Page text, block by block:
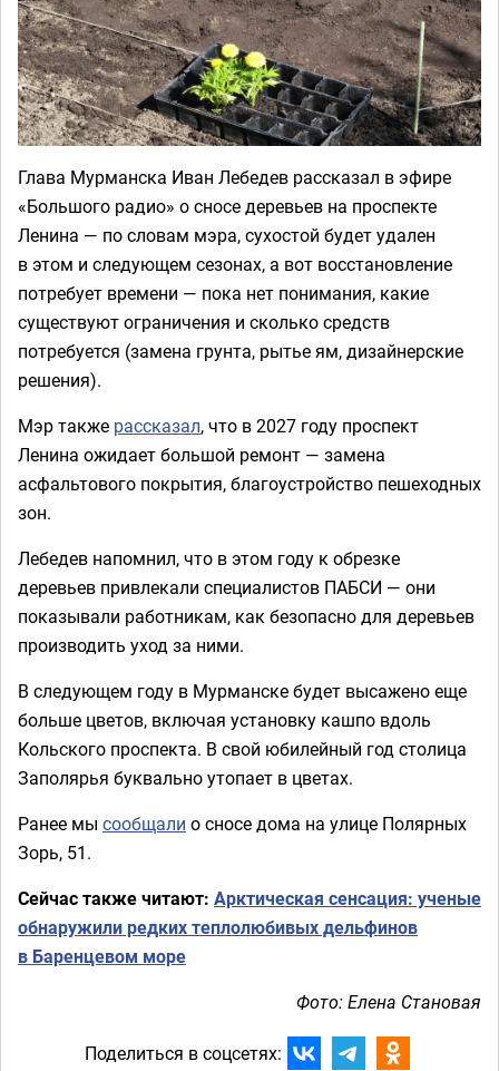
Глава Мурманска Иван Лебедев рассказал в эфире
«Большого радио» о сносе деревьев на проспекте
Ленина — по словам мэра, сухостой будет удален
в этом и следующем сезонах, а вот восстановление
потребует времени — пока нет понимания, какие
существуют ограничения и сколько средств
потребуется (замена грунта, рытье ям, дизайнерские
решения).
Мэр также рассказал, что в 2027 году проспект
Ленина ожидает большой ремонт — замена
асфальтового покрытия, благоустройство пешеходных
зон.
Лебедев напомнил, что в этом году к обрезке
деревьев привлекали специалистов ПАБСИ — они
показывали работникам, как безопасно для деревьев
производить уход за ними.
В следующем году в Мурманске будет высажено еще
больше цветов, включая установку кашпо вдоль
Кольского проспекта. В свой юбилейный год столица
Заполярья буквально утопает в цветах.
Ранее мы сообщали о сносе дома на улице Полярных
Зорь, 51.
Сейчас также читают: Арктическая сенсация: ученые
обнаружили редких теплолюбивых дельфинов
в Баренцевом море
Фото: Елена Становая
Поделиться в соцсетях: